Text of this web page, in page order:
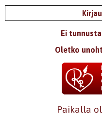
Ei
Oletko
Paikalla